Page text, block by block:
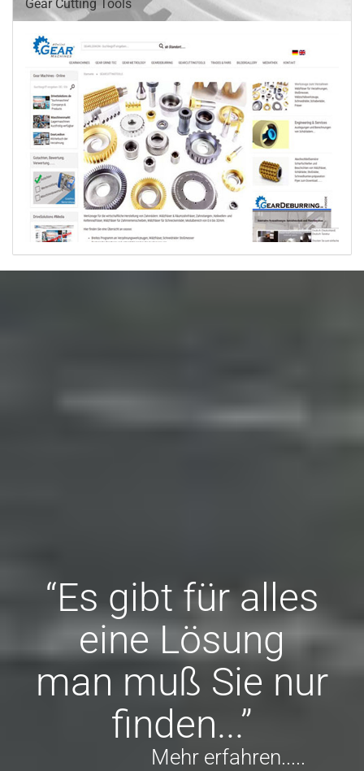
Gear Cutting Tools
“Es gibt für alles
eine Lösung
man muß Sie nur
finden...”
Mehr erfahren.....